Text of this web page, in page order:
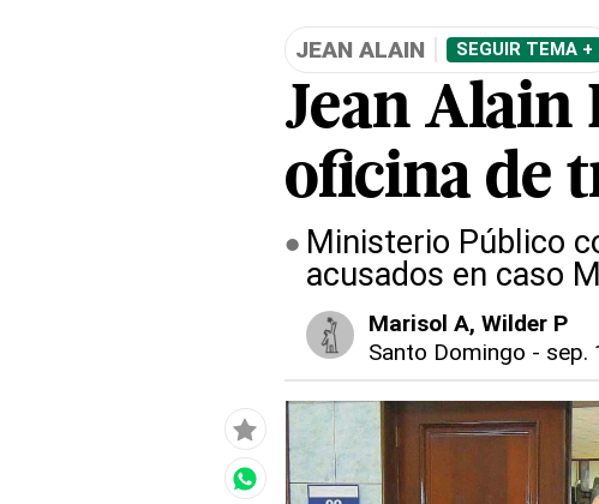
JEAN ALAIN SEGUIR TEMA +
Jean Alain
oficina de
Ministerio Público
acusados en caso
Marisol A, Wilder P
Santo Domingo - sep.